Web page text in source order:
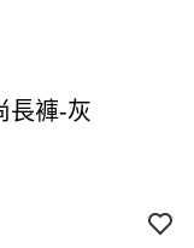
長褲-灰